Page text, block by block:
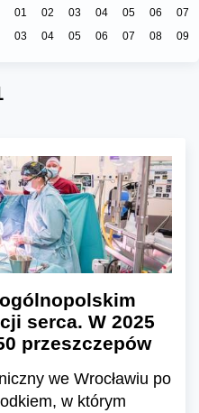
01 02 03 04 05 06
07
03 04 05 06 07 08 09
serca. W 2025
przeszczepów
we Wrocławiu po
w którym